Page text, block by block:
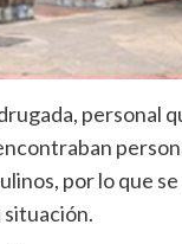
personal
por lo que se
situación.